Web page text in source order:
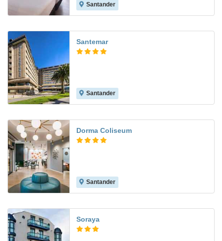
Santander
Santemar
Santander
Dorma Coliseum
Santander
Soraya